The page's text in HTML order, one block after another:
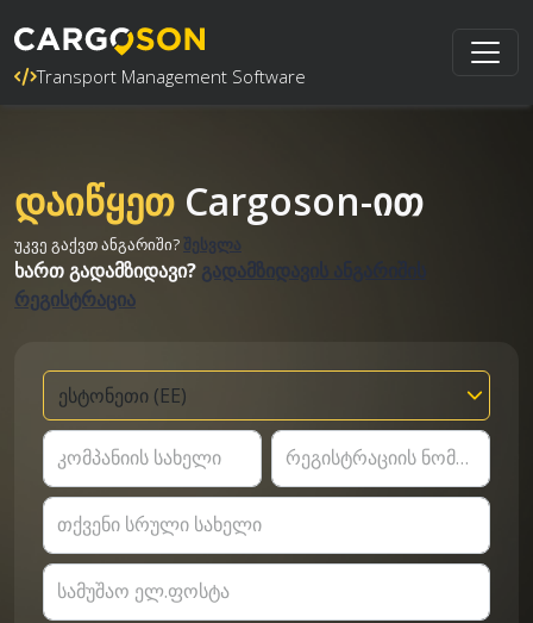
Transport Management Software
დაიწყეთ Cargoson-ით
უკვე გაქვთ ანგარიში? შესვლა
ხართ გადამზიდავი? გადამზიდავის ანგარიშის
რეგისტრაცია
კომპანიის სახელი რეგისტრაციის ნომერი
თქვენი სრული სახელი
სამუშაო ელ.ფოსტა